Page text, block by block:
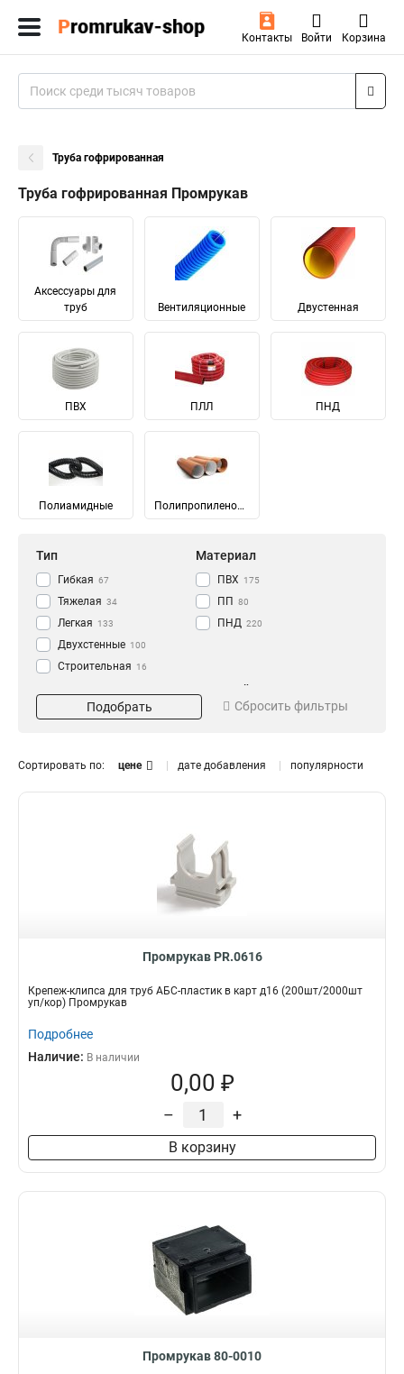
Контакты Войти Корзина
Труба гофрированная
Труба гофрированная Промрукав
Аксессуары для
труб
Вентиляционные Двустенная
ПВХ ПЛЛ ПНД
Полиамидные Полипропиленовые
Тип
Гибкая 67
Тяжелая 34
Легкая 133
Двухстенные 100
Строительная 16
Материал
ПВХ 175
ПП 80
ПНД 220
Серый 51
Внешний диаметр
16
100
Подобрать Сбросить фильтры
Сортировать по: цене дате добавления популярности
Промрукав PR.0616
Крепеж-клипса для труб АБС-пластик в карт д16 (200шт/2000шт
уп/кор) Промрукав
Подробнее
Наличие: В наличии
0,00 ₽
– +
В корзину
Промрукав 80-0010